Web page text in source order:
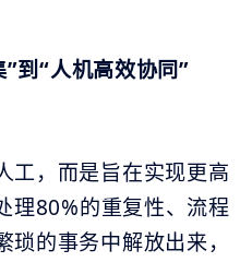
到“人机高效协同”
工，而是旨在实现更高
理80%的重复性、流程
的事务中解放出来，